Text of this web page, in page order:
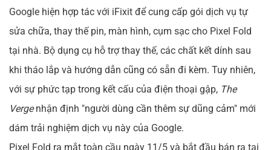
Google hiện hợp tác với iFixit để cung cấp gói dịch vụ tự
sửa chữa, thay thế pin, màn hình, cụm sạc cho Pixel Fold
tại nhà. Bộ dụng cụ hỗ trợ thay thế, các chất kết dính sau
khi tháo lắp và hướng dẫn cũng có sẵn đi kèm. Tuy nhiên,
với sự phức tạp trong kết cấu của điện thoại gập, The
Vergenhận định "người dùng cần thêm sự dũng cảm" mới
dám trải nghiệm dịch vụ này của Google.
Pixel Fold ra mắt toàn cầu ngày 11/5 và bắt đầu bán ra tại